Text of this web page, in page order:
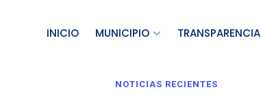
INICIO MUNICIPIO TRANSPARENCIA
NOTICIAS RECIENTES